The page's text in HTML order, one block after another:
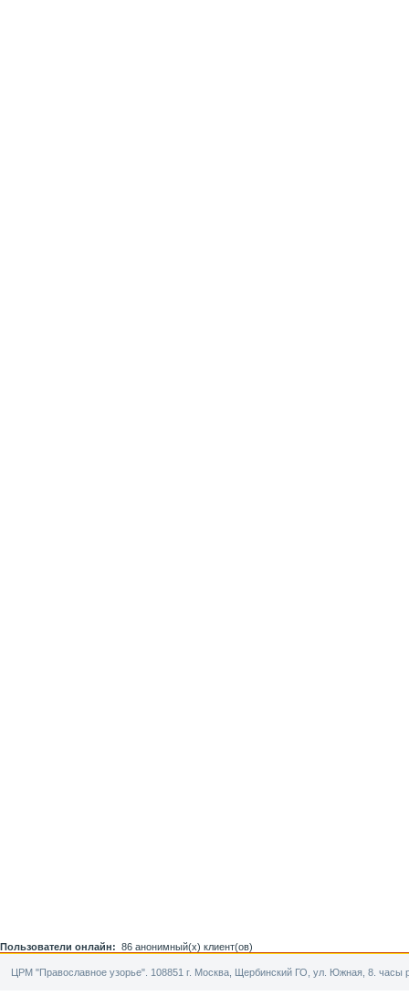
Пользователи онлайн: 86 анонимный(х) клиент(ов)
ЦРМ "Православное узорье". 108851 г. Москва, Щербинский ГО, ул. Южная, 8. часы